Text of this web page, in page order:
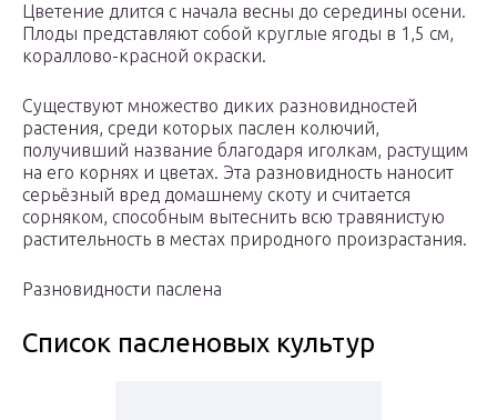
Цветение длится с начала весны до середины осени.
Плоды представляют собой круглые ягоды в 1,5 см,
кораллово-красной окраски.
Существуют множество диких разновидностей
растения, среди которых паслен колючий,
получивший название благодаря иголкам, растущим
на его корнях и цветах. Эта разновидность наносит
серьёзный вред домашнему скоту и считается
сорняком, способным вытеснить всю травянистую
растительность в местах природного произрастания.
Разновидности паслена
Список пасленовых культур